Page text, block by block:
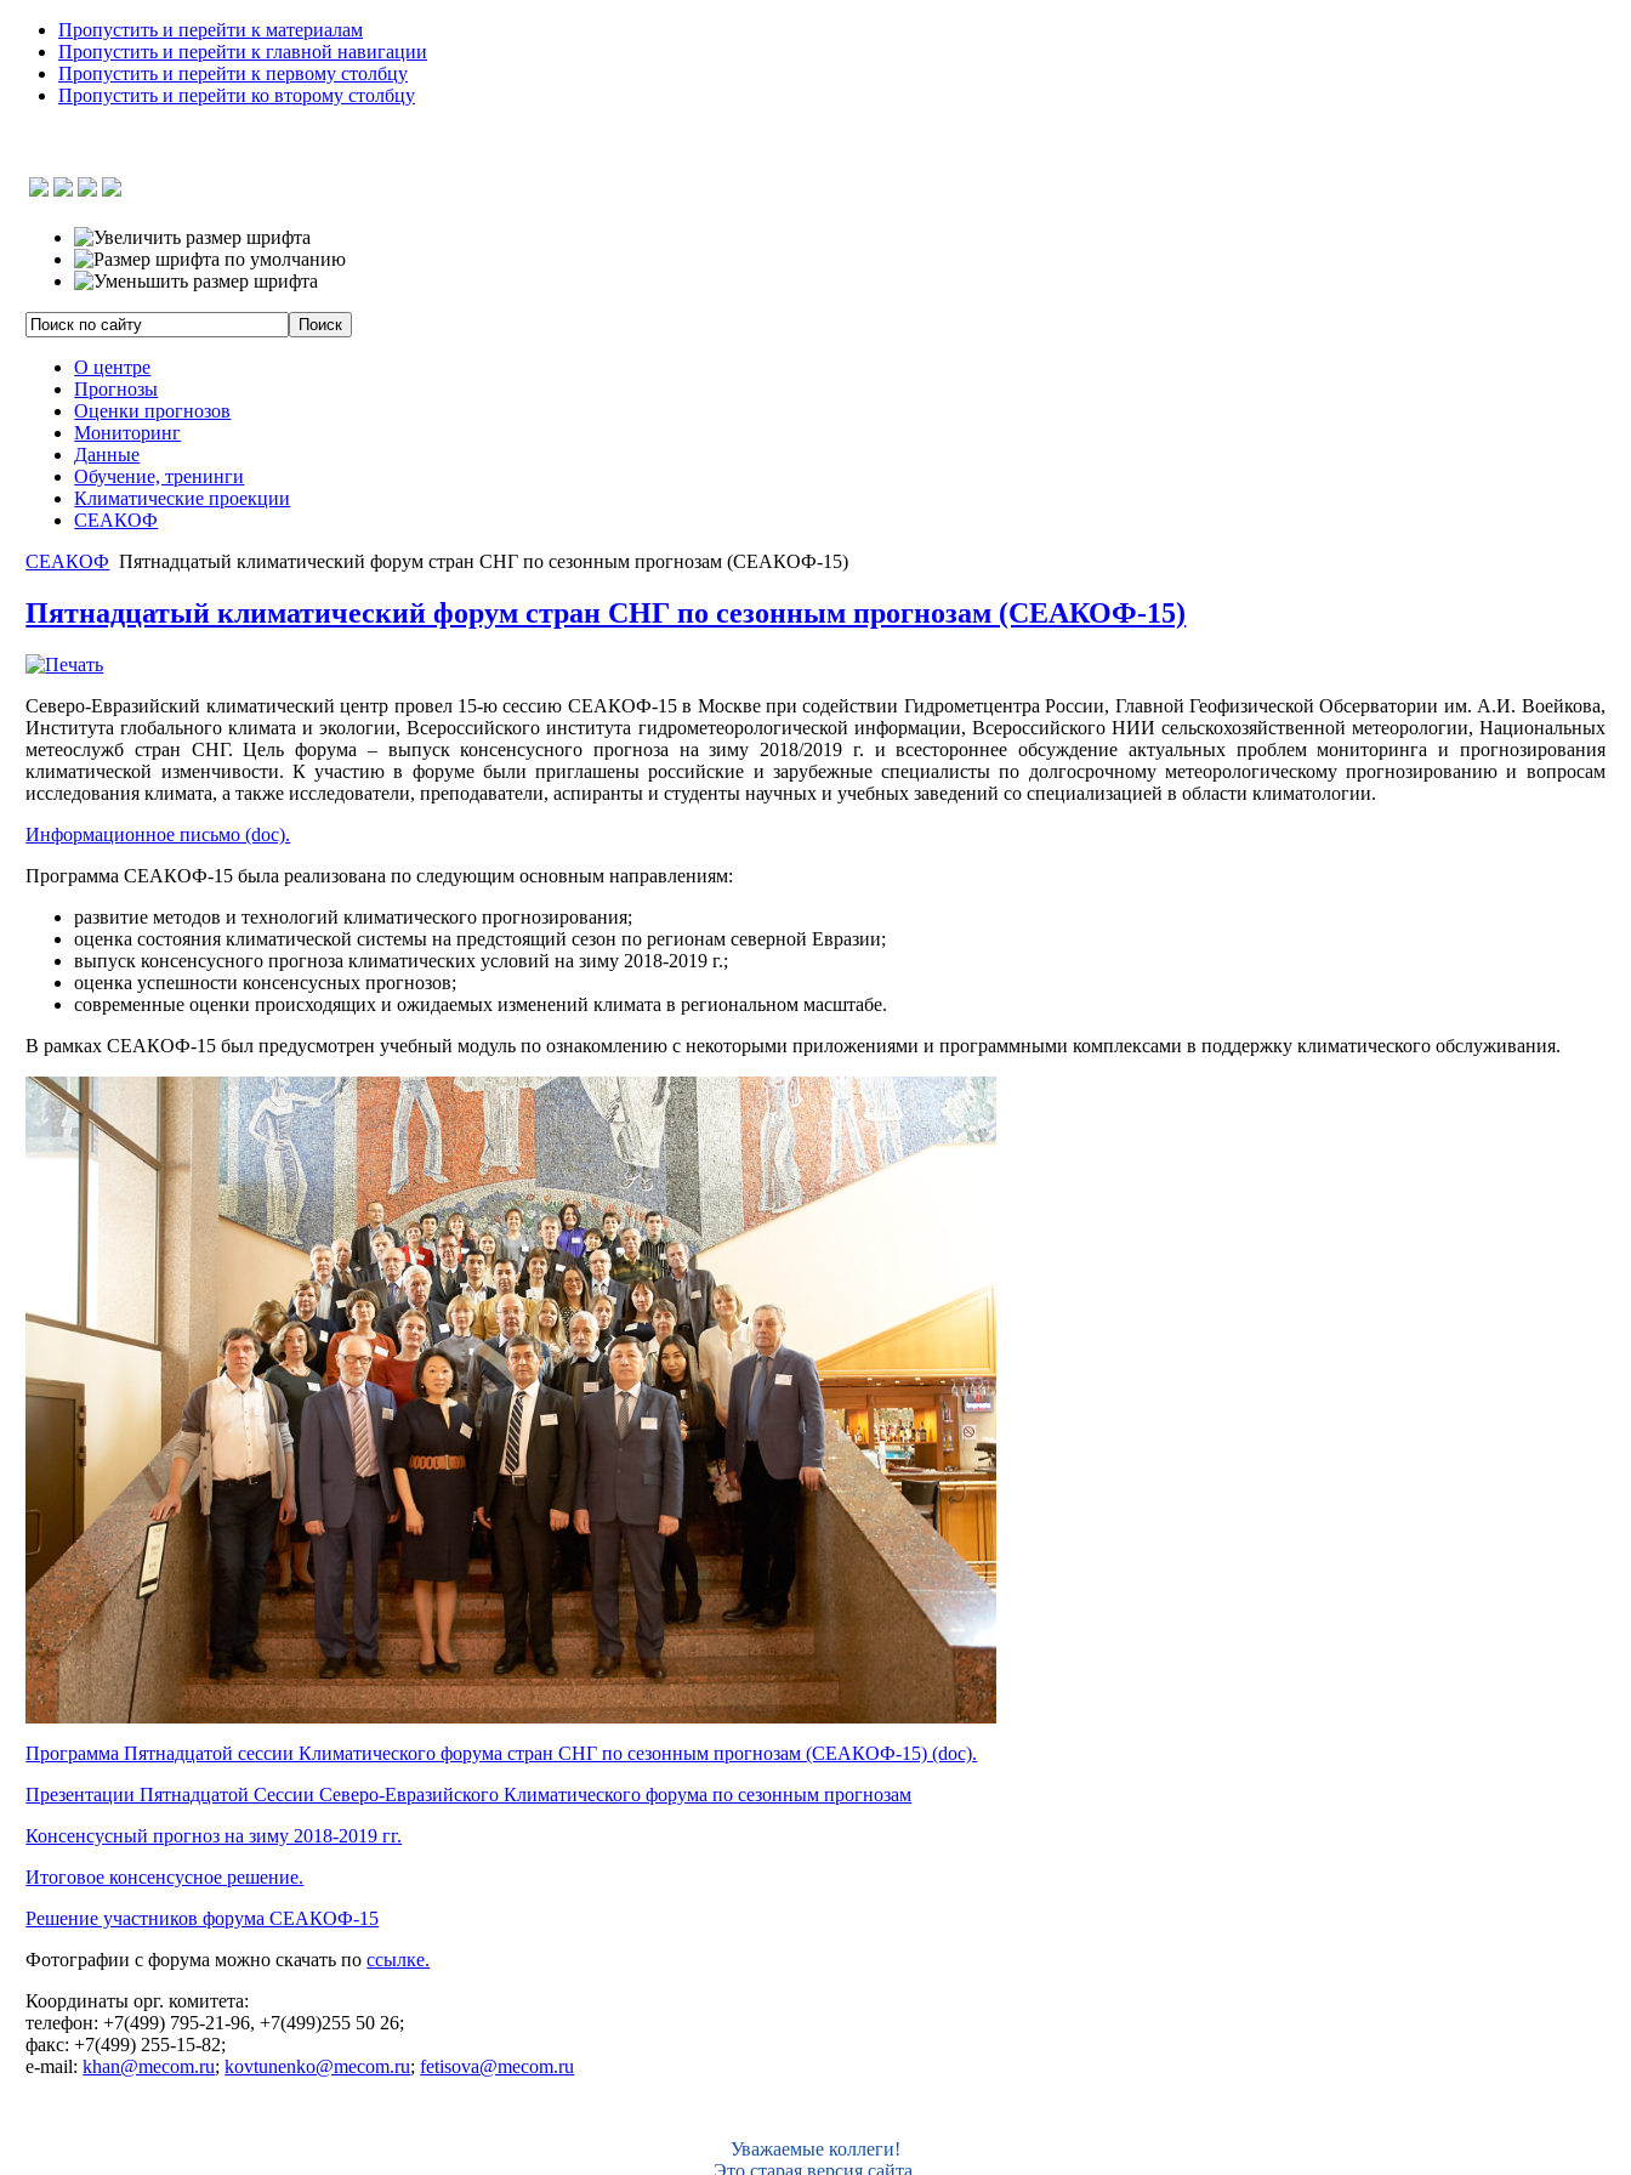
Пропустить и перейти к материалам
Пропустить и перейти к главной навигации
Пропустить и перейти к первому столбцу
Пропустить и перейти ко второму столбцу
О центре
Прогнозы
Оценки прогнозов
Мониторинг
Данные
Обучение, тренинги
Климатические проекции
СЕАКОФ
СЕАКОФ Пятнадцатый климатический форум стран СНГ по сезонным прогнозам (СЕАКОФ-15)
Пятнадцатый климатический форум стран СНГ по сезонным прогнозам (СЕАКОФ-15)
Северо-Евразийский климатический центр провел 15-ю сессию СЕАКОФ-15 в Москве при содействии Гидрометцентра России, Главной Геофизической Обсерватории им. А.И. Воейкова,
Института глобального климата и экологии, Всероссийского института гидрометеорологической информации, Всероссийского НИИ сельскохозяйственной метеорологии, Национальных
метеослужб стран СНГ. Цель форума – выпуск консенсусного прогноза на зиму 2018/2019 г. и всестороннее обсуждение актуальных проблем мониторинга и прогнозирования
климатической изменчивости. К участию в форуме были приглашены российские и зарубежные специалисты по долгосрочному метеорологическому прогнозированию и вопросам
исследования климата, а также исследователи, преподаватели, аспиранты и студенты научных и учебных заведений со специализацией в области климатологии.
Информационное письмо (doc).
Программа СЕАКОФ-15 была реализована по следующим основным направлениям:
развитие методов и технологий климатического прогнозирования;
оценка состояния климатической системы на предстоящий сезон по регионам северной Евразии;
выпуск консенсусного прогноза климатических условий на зиму 2018-2019 г.;
оценка успешности консенсусных прогнозов;
современные оценки происходящих и ожидаемых изменений климата в региональном масштабе.
В рамках СЕАКОФ-15 был предусмотрен учебный модуль по ознакомлению с некоторыми приложениями и программными комплексами в поддержку климатического обслуживания.
Программа Пятнадцатой сессии Климатического форума стран СНГ по сезонным прогнозам (СЕАКОФ-15) (doc).
Презентации Пятнадцатой Сессии Северо-Евразийского Климатического форума по сезонным прогнозам
Консенсусный прогноз на зиму 2018-2019 гг.
Итоговое консенсусное решение.
Решение участников форума СЕАКОФ-15
Фотографии с форума можно скачать поссылке.
Координаты орг. комитета:
телефон: +7(499) 795-21-96, +7(499)255 50 26;
факс: +7(499) 255-15-82;
e-mail:khan@mecom.ru;kovtunenko@mecom.ru;fetisova@mecom.ru
Уважаемые коллеги!
Это старая версия сайта,